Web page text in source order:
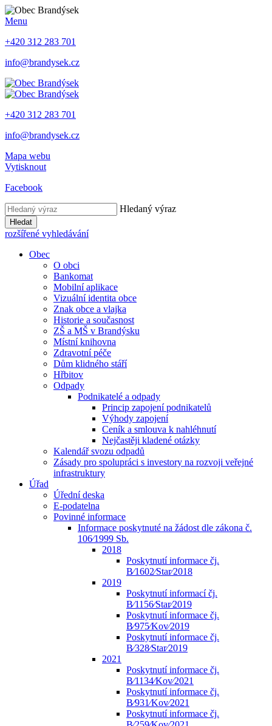
Menu
+420 312 283 701
info@brandysek.cz
+420 312 283 701
info@brandysek.cz
Mapa webu
Vytisknout
Facebook
Hledaný výraz
Hledat
rozšířené vyhledávání
Obec
O obci
Bankomat
Mobilní aplikace
Vizuální identita obce
Znak obce a vlajka
Historie a současnost
ZŠ a MŠ v Brandýsku
Místní knihovna
Zdravotní péče
Dům klidného stáří
Hřbitov
Odpady
Podnikatelé a odpady
Princip zapojení podnikatelů
Výhody zapojení
Ceník a smlouva k nahléhnutí
Nejčastěji kladené otázky
Kalendář svozu odpadů
Zásady pro spolupráci s investory na rozvoji veřejné
infrastruktury
Úřad
Úřední deska
E-podatelna
Povinné informace
Informace poskytnuté na žádost dle zákona č.
106⁄1999 Sb.
2018
Poskytnutí informace čj.
B⁄1602⁄Star⁄2018
2019
Poskytnutí informací čj.
B⁄1156⁄Star⁄2019
Poskytnutí informace čj.
B⁄975⁄Kov⁄2019
Poskytnutí informace čj.
B⁄328⁄Star⁄2019
2021
Poskytnutí informace čj.
B⁄1134⁄Kov⁄2021
Poskytnutí informace čj.
B⁄931⁄Kov⁄2021
Poskytnutí informace čj.